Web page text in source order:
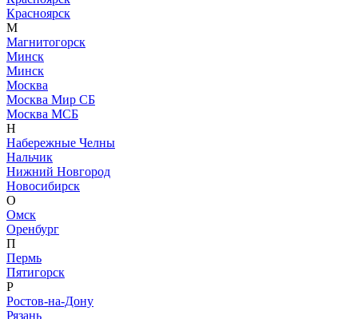
Красноярск
М
Магнитогорск
Минск
Минск
Москва
Москва Мир СБ
Москва МСБ
Н
Набережные Челны
Нальчик
Нижний Новгород
Новосибирск
О
Омск
Оренбург
П
Пермь
Пятигорск
Р
Ростов-на-Дону
Рязань